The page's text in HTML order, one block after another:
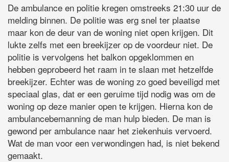
De ambulance en politie kregen omstreeks 21:30 uur de
melding binnen. De politie was erg snel ter plaatse
maar kon de deur van de woning niet open krijgen. Dit
lukte zelfs met een breekijzer op de voordeur niet. De
politie is vervolgens het balkon opgeklommen en
hebben geprobeerd het raam in te slaan met hetzelfde
breekijzer. Echter was de woning zo goed beveiligd met
speciaal glas, dat er een geruime tijd nodig was om de
woning op deze manier open te krijgen. Hierna kon de
ambulancebemanning de man hulp bieden. De man is
gewond per ambulance naar het ziekenhuis vervoerd.
Wat de man voor een verwondingen had, is niet bekend
gemaakt.